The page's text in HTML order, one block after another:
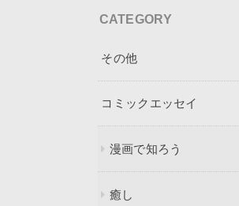
CATEGORY
その他
コミックエッセイ
漫画で知ろう
癒し